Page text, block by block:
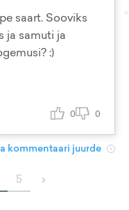
saart. Sooviks
ja samuti ja
:)
0 0
kommentaari juurde
5 ›